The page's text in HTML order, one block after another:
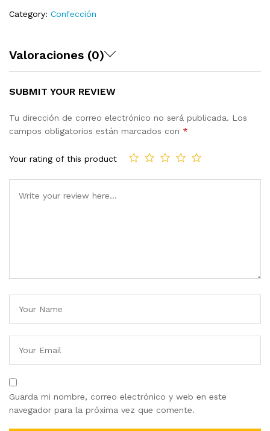
Category: Confección
Valoraciones (0)
SUBMIT YOUR REVIEW
Tu dirección de correo electrónico no será publicada. Los
campos obligatorios están marcados con *
Your rating of this product
Guarda mi nombre, correo electrónico y web en este
navegador para la próxima vez que comente.